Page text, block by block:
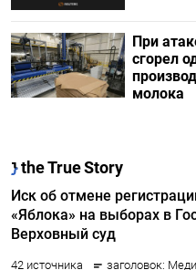
При
сгорел
молока